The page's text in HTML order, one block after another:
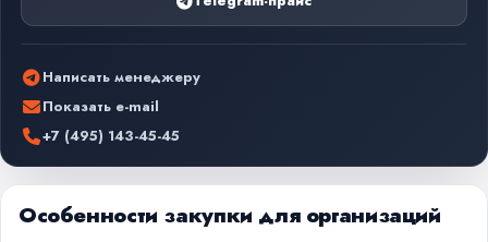
Написать менеджеру
Показать e-mail
+7 (495) 143-45-45
Особенности закупки для организаций